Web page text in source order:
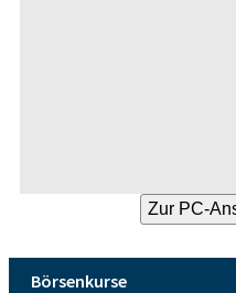
Börsenkurse